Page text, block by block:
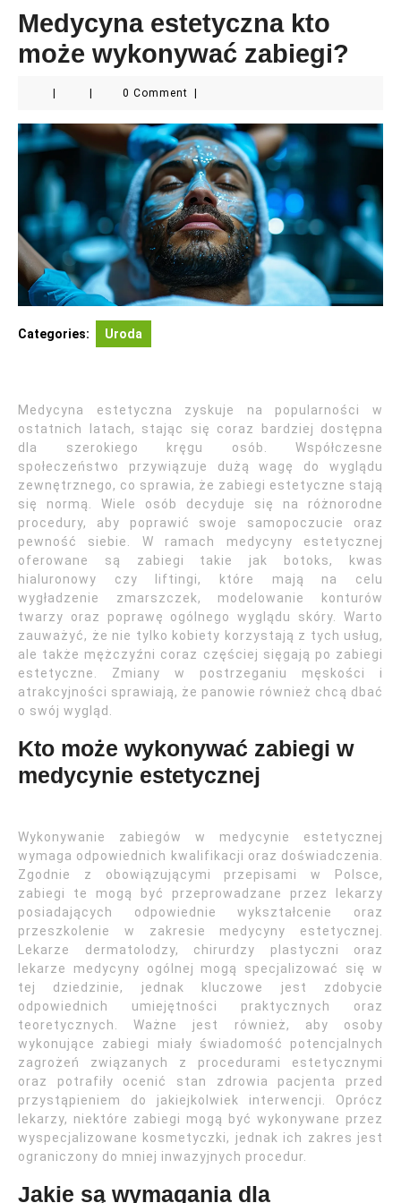
Medycyna estetyczna kto
może wykonywać zabiegi?
0 Comment
Categories: Uroda
Medycyna estetyczna zyskuje na popularności w
ostatnich latach, stając się coraz bardziej dostępna
dla szerokiego kręgu osób. Współczesne
społeczeństwo przywiązuje dużą wagę do wyglądu
zewnętrznego, co sprawia, że zabiegi estetyczne stają
się normą. Wiele osób decyduje się na różnorodne
procedury, aby poprawić swoje samopoczucie oraz
pewność siebie. W ramach medycyny estetycznej
oferowane są zabiegi takie jak botoks, kwas
hialuronowy czy liftingi, które mają na celu
wygładzenie zmarszczek, modelowanie konturów
twarzy oraz poprawę ogólnego wyglądu skóry. Warto
zauważyć, że nie tylko kobiety korzystają z tych usług,
ale także mężczyźni coraz częściej sięgają po zabiegi
estetyczne. Zmiany w postrzeganiu męskości i
atrakcyjności sprawiają, że panowie również chcą dbać
o swój wygląd.
Kto może wykonywać zabiegi w
medycynie estetycznej
Wykonywanie zabiegów w medycynie estetycznej
wymaga odpowiednich kwalifikacji oraz doświadczenia.
Zgodnie z obowiązującymi przepisami w Polsce,
zabiegi te mogą być przeprowadzane przez lekarzy
posiadających odpowiednie wykształcenie oraz
przeszkolenie w zakresie medycyny estetycznej.
Lekarze dermatolodzy, chirurdzy plastyczni oraz
lekarze medycyny ogólnej mogą specjalizować się w
tej dziedzinie, jednak kluczowe jest zdobycie
odpowiednich umiejętności praktycznych oraz
teoretycznych. Ważne jest również, aby osoby
wykonujące zabiegi miały świadomość potencjalnych
zagrożeń związanych z procedurami estetycznymi
oraz potrafiły ocenić stan zdrowia pacjenta przed
przystąpieniem do jakiejkolwiek interwencji. Oprócz
lekarzy, niektóre zabiegi mogą być wykonywane przez
wyspecjalizowane kosmetyczki, jednak ich zakres jest
ograniczony do mniej inwazyjnych procedur.
Jakie są wymagania dla